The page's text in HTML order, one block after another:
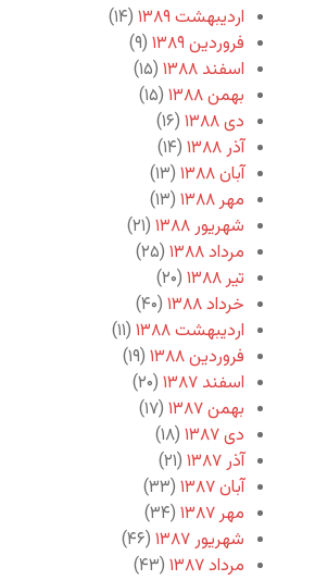
اردیبهشت ۱۳۸۹
(۱۴)
فروردین ۱۳۸۹
(۹)
اسفند ۱۳۸۸
(۱۵)
بهمن ۱۳۸۸
(۱۵)
دی ۱۳۸۸
(۱۶)
آذر ۱۳۸۸
(۱۴)
آبان ۱۳۸۸
(۱۳)
مهر ۱۳۸۸
(۱۳)
شهریور ۱۳۸۸
(۲۱)
مرداد ۱۳۸۸
(۲۵)
تیر ۱۳۸۸
(۲۰)
خرداد ۱۳۸۸
(۴۰)
اردیبهشت ۱۳۸۸
(۱۱)
فروردین ۱۳۸۸
(۱۹)
اسفند ۱۳۸۷
(۲۰)
بهمن ۱۳۸۷
(۱۷)
دی ۱۳۸۷
(۱۸)
آذر ۱۳۸۷
(۲۱)
آبان ۱۳۸۷
(۳۳)
مهر ۱۳۸۷
(۳۴)
شهریور ۱۳۸۷
(۴۶)
مرداد ۱۳۸۷
(۴۳)